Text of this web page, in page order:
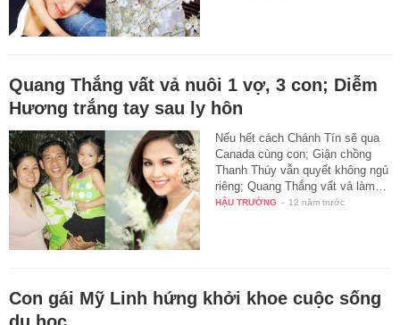
Quang Thắng vất vả nuôi 1 vợ, 3 con; Diễm
Hương trắng tay sau ly hôn
Nếu hết cách Chánh Tín sẽ qua
Canada cùng con; Giận chồng
Thanh Thúy vẫn quyết không ngủ
riêng; Quang Thắng vất vả làm…
HẬU TRƯỜNG - 12 năm trước
Con gái Mỹ Linh hứng khởi khoe cuộc sống